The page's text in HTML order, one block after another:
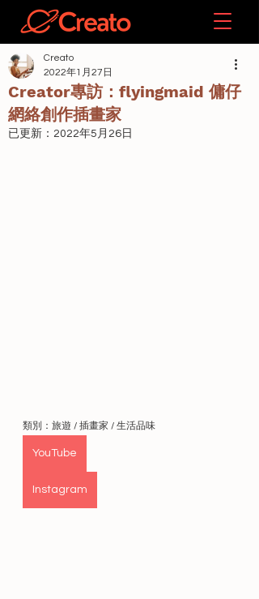
Creator專訪：flyingmaid 傭仔
網絡創作插畫家
Creato
2022年1月27日
已更新： 2022年5月26日
類別：旅遊 / 插畫家 / 生活品味
YouTube
Instagram